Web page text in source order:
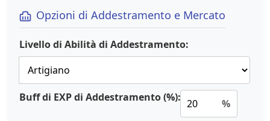
Opzioni di Addestramento e Mercato
Livello di Abilità di Addestramento:
Buff di EXP di Addestramento (%): %